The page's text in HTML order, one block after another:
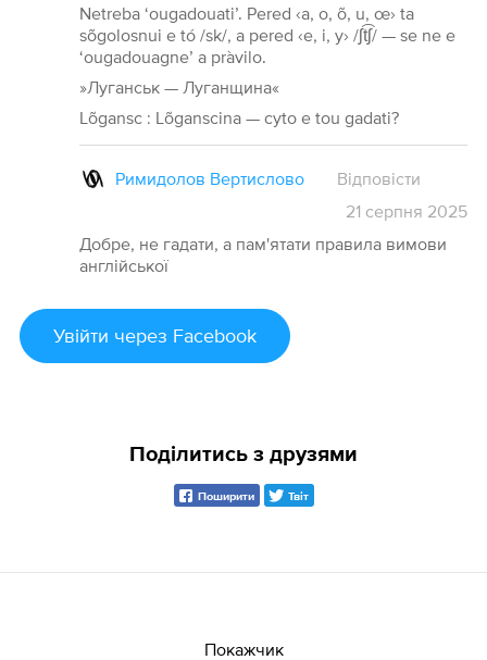
Netreba ‘ougadouati’. Pered ‹a, o, õ, u, œ› ta
sõgolosnui e tó /sk/, a pered ‹e, i, y› /ʃt͡ʃ/ — se ne e
‘ougadouagne’ a pràvilo.
»Луганськ — Луганщина«
Lõgansc : Lõganscina — cyto e tou gadati?
Римидолов Вертислово
Відповісти
21 серпня 2025
Добре, не гадати, а пам'ятати правила вимови
англійської
Увійти через Facebook
Поділитись з друзями
Поширити Твіт
Покажчик